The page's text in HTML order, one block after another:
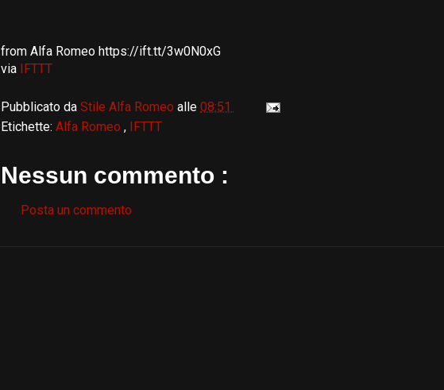
from Alfa Romeo https://ift.tt/3w0N0xG
via IFTTT
Pubblicato da Stile Alfa Romeo alle 08:51
Etichette: Alfa Romeo , IFTTT
Nessun commento :
Posta un commento